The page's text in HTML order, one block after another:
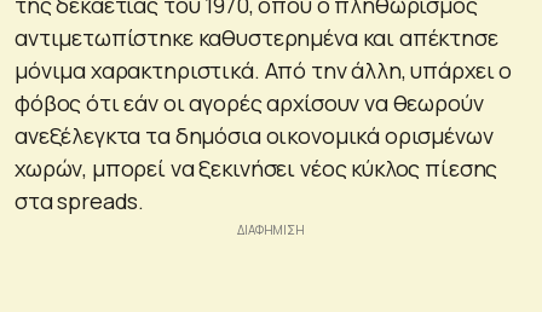
αντιμετωπίστηκε καθυστερημένα και απέκτησε
μόνιμα χαρακτηριστικά. Από την άλλη, υπάρχει ο
φόβος ότι εάν οι αγορές αρχίσουν να θεωρούν
ανεξέλεγκτα τα δημόσια οικονομικά ορισμένων
χωρών, μπορεί να ξεκινήσει νέος κύκλος πίεσης
στα spreads.